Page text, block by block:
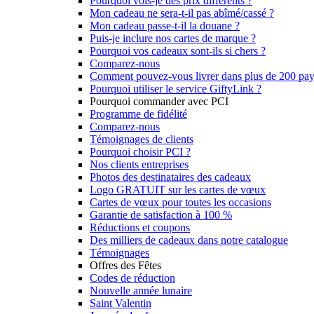
Mon cadeau ne sera-t-il pas abîmé/cassé ?
Mon cadeau passe-t-il la douane ?
Puis-je inclure nos cartes de marque ?
Pourquoi vos cadeaux sont-ils si chers ?
Comparez-nous
Comment pouvez-vous livrer dans plus de 200
Pourquoi utiliser le service GiftyLink ?
Pourquoi commander avec PCI
Programme de fidélité
Comparez-nous
Témoignages de clients
Pourquoi choisir PCI ?
Nos clients entreprises
Photos des destinataires des cadeaux
Logo GRATUIT sur les cartes de vœux
Cartes de vœux pour toutes les occasions
Garantie de satisfaction à 100 %
Réductions et coupons
Des milliers de cadeaux dans notre catalogue
Témoignages
Offres des Fêtes
Codes de réduction
Nouvelle année lunaire
Saint Valentin